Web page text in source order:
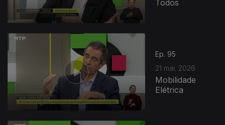
Todos
Ep. 95
21 mai. 2026
Mobilidade
Elétrica